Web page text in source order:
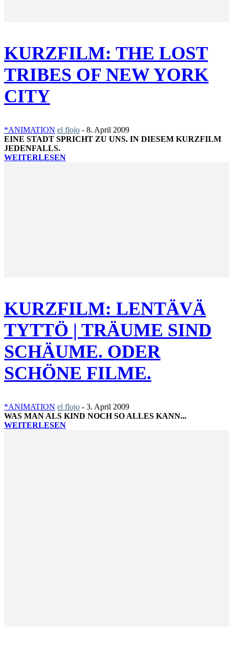
KURZFILM: THE LOST
TRIBES OF NEW YORK
CITY
*ANIMATION el flojo - 8. April 2009
EINE STADT SPRICHT ZU UNS. IN DIESEM KURZFILM
JEDENFALLS.
WEITERLESEN
KURZFILM: LENTÄVÄ
TYTTÖ | TRÄUME SIND
SCHÄUME. ODER
SCHÖNE FILME.
*ANIMATION el flojo - 3. April 2009
WAS MAN ALS KIND NOCH SO ALLES KANN...
WEITERLESEN